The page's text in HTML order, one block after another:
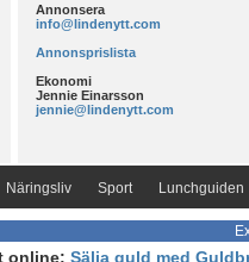
Annonsera
info@lindenytt.com
Annonsprislista
Ekonomi
Jennie Einarsson
jennie@lindenytt.com
Näringsliv Sport Lunchguiden
online: Sälja guld med